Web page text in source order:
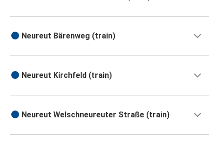
Neureut Bärenweg (train)
Neureut Kirchfeld (train)
Neureut Welschneureuter Straße (train)